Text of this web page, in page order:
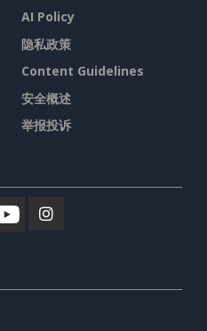
AI Policy
隐私政策
Content Guidelines
安全概述
举报投诉